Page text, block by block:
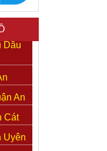
Dầu
An
Cát
Uyên